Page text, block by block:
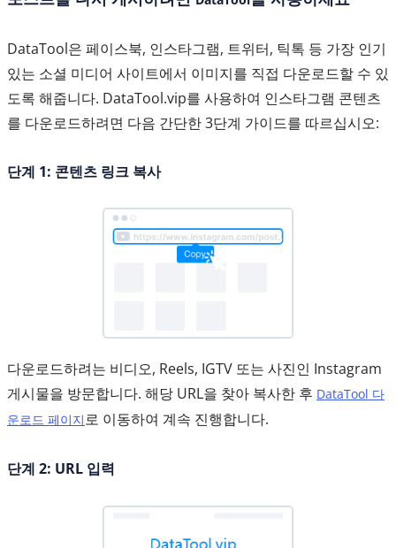
DataTool은 페이스북, 인스타그램, 트위터, 틱톡 등 가장 인기
있는 소셜 미디어 사이트에서 이미지를 직접 다운로드할 수 있
도록 해줍니다. DataTool.vip를 사용하여 인스타그램 콘텐츠
를 다운로드하려면 다음 간단한 3단계 가이드를 따르십시오:
단계 1: 콘텐츠 링크 복사
다운로드하려는 비디오, Reels, IGTV 또는 사진인 Instagram
게시물을 방문합니다. 해당 URL을 찾아 복사한 후 DataTool 다
운로드 페이지로 이동하여 계속 진행합니다.
단계 2: URL 입력